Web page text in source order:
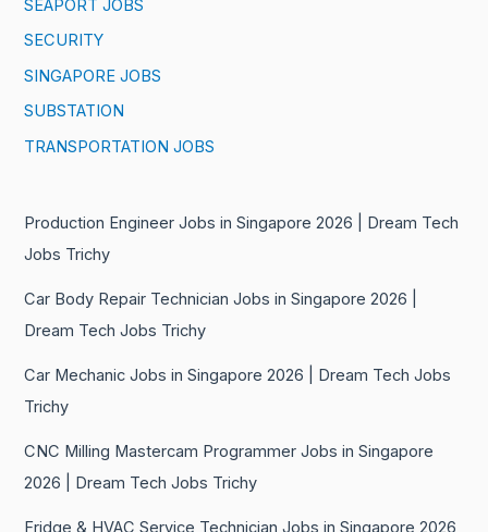
SEAPORT JOBS
SECURITY
SINGAPORE JOBS
SUBSTATION
TRANSPORTATION JOBS
Production Engineer Jobs in Singapore 2026 | Dream Tech
Jobs Trichy
Car Body Repair Technician Jobs in Singapore 2026 |
Dream Tech Jobs Trichy
Car Mechanic Jobs in Singapore 2026 | Dream Tech Jobs
Trichy
CNC Milling Mastercam Programmer Jobs in Singapore
2026 | Dream Tech Jobs Trichy
Fridge & HVAC Service Technician Jobs in Singapore 2026